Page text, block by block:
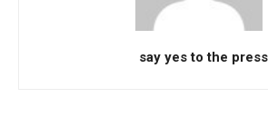
say yes to the press